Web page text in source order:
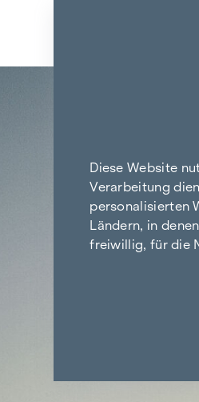
Diese Website
Verarbeitung
personalisierten
Ländern, in
freiwillig, für die